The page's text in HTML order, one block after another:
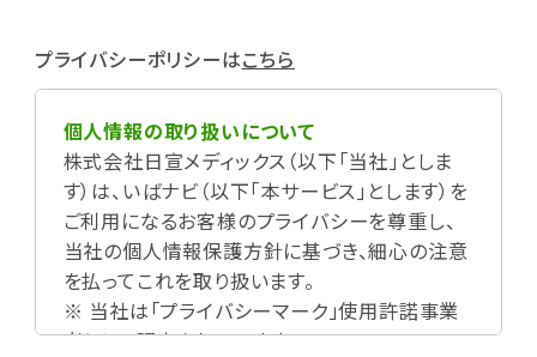
プライバシーポリシーはこちら
個人情報の取り扱いについて
株式会社日宣メディックス（以下「当社」としま
す）は、いばナビ（以下「本サービス」とします）を
ご利用になるお客様のプライバシーを尊重し、
当社の個人情報保護方針に基づき、細心の注意
を払ってこれを取り扱います。
※ 当社は「プライバシーマーク」使用許諾事業
者として認定されています。